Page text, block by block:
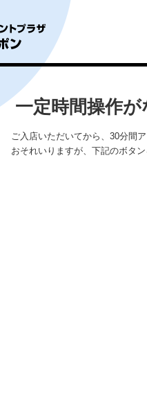
一定時間操作
ご入店いただいてから、30分間
おそれいりますが、下記のボタ